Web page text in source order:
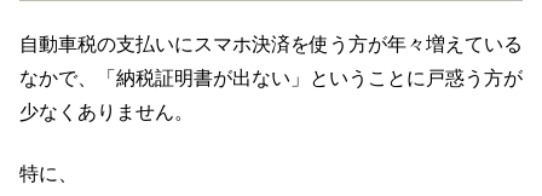
自動車税の支払いにスマホ決済を使う方が年々増えている
なかで、「納税証明書が出ない」ということに戸惑う方が
少なくありません。
特に、